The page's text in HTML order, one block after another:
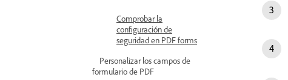
Comprobar la
configuración de
seguridad en PDF forms
Personalizar los campos de
formulario de PDF